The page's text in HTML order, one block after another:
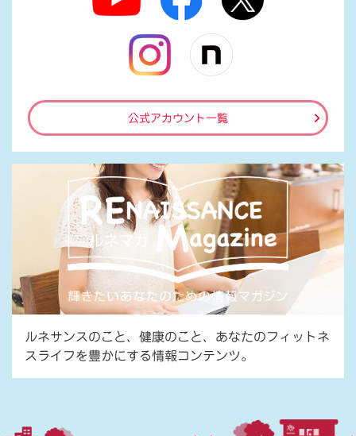
公式アカウント一覧
ルネサンスのこと、健康のこと、あなたのフィットネ
スライフを豊かにする情報コンテンツ。